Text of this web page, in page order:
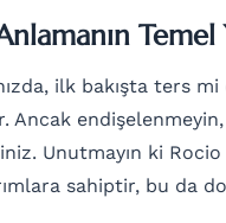
ilk bakışta ters
Ancak
Unutmayın ki Rocio
sahiptir, bu da